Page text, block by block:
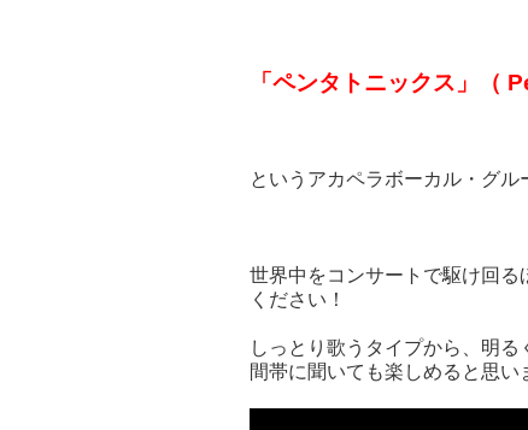
「ペンタトニックス」（
というアカペラボーカル・グル
世界中をコンサートで駆け回る
ください！
しっとり歌うタイプから、明
間帯に聞いても楽しめると思い